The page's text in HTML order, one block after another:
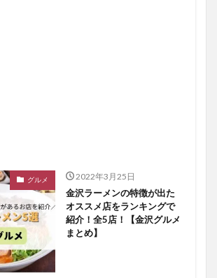
グルメ 2022年3月25日
金沢ラーメンの特徴が出た
オススメ店をランキングで
紹介！全5店！【金沢グルメ
まとめ】